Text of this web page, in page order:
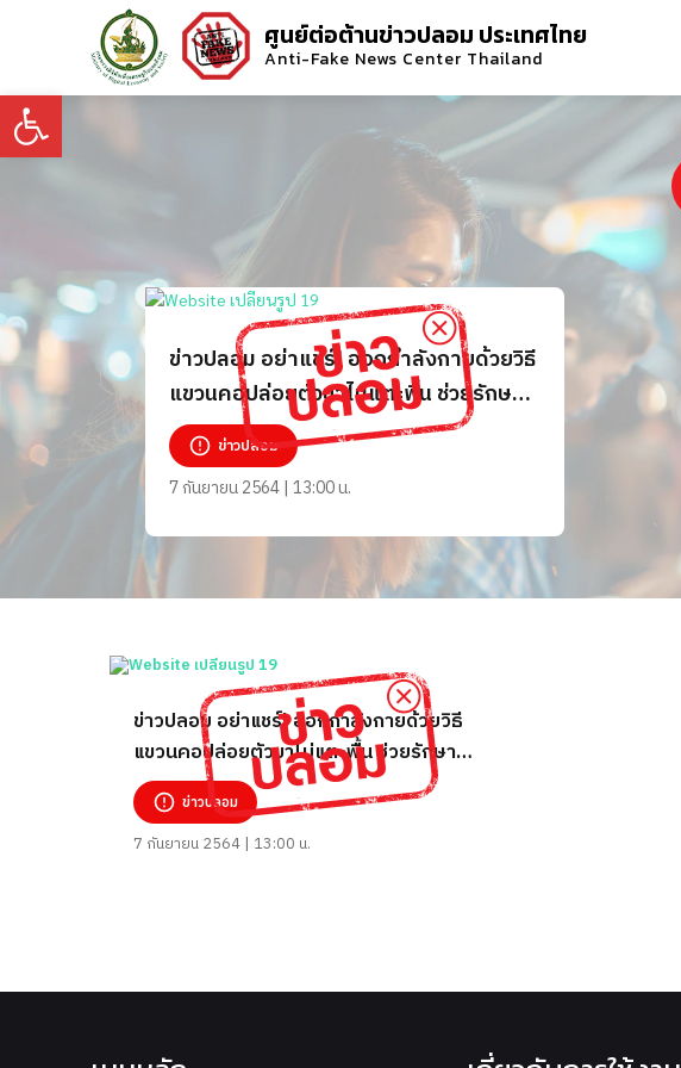
Open toolbar
ศูนย์ต่อต้านข่าวปลอม ประเทศไทย
Anti-Fake News Center Thailand
ข่าวปลอม อย่าแชร์! ออกกำลังกายด้วยวิธี
แขวนคอปล่อยตัวขาไม่แตะพื้น ช่วยรักษา
อาการปวดหลังได้
ข่าวปลอม
7 กันยายน 2564 | 13:00 น.
ข่าวปลอม อย่าแชร์! ออกกำลังกายด้วยวิธี
แขวนคอปล่อยตัวขาไม่แตะพื้น ช่วยรักษา
อาการปวดหลังได้
ข่าวปลอม
7 กันยายน 2564 | 13:00 น.